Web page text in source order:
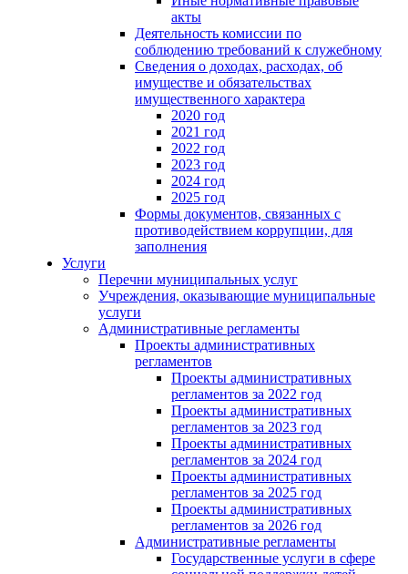
акты
Деятельность комиссии по
соблюдению требований к служебному
Сведения о доходах, расходах, об
имуществе и обязательствах
имущественного характера
2020 год
2021 год
2022 год
2023 год
2024 год
2025 год
Формы документов, связанных с
противодействием коррупции, для
заполнения
Услуги
Перечни муниципальных услуг
Учреждения, оказывающие муниципальные
услуги
Административные регламенты
Проекты административных
регламентов
Проекты административных
регламентов за 2022 год
Проекты административных
регламентов за 2023 год
Проекты административных
регламентов за 2024 год
Проекты административных
регламентов за 2025 год
Проекты административных
регламентов за 2026 год
Административные регламенты
Государственные услуги в сфере